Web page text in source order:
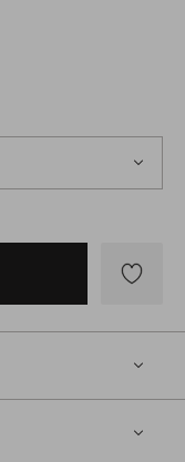
Favoriten